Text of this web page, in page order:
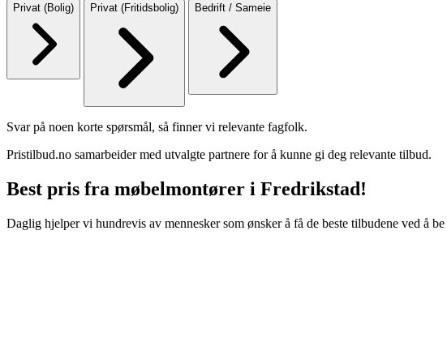
Privat (Bolig) Privat (Fritidsbolig) Bedrift / Sameie
Svar på noen korte spørsmål, så finner vi relevante fagfolk.
Pristilbud.no samarbeider med utvalgte partnere for å kunne gi deg relevante tilbud.
Best pris fra møbelmontører i Fredrikstad!
Daglig hjelper vi hundrevis av mennesker som ønsker å få de beste tilbudene ved å